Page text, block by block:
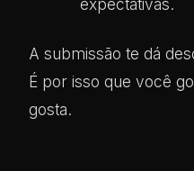
A submissão te dá
É por isso que você
gosta.